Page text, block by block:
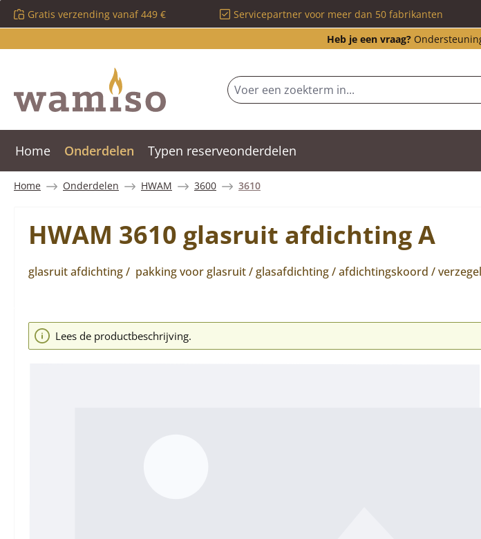
naar de hoofdinhoud
Ga naar de zoekopdracht
Ga naar de hoofdnavigatie
Gratis verzending vanaf 449 € Servicepartner voor meer dan 50 fabrikanten
Heb je een vraag?
Home Onderdelen Typen reserveonderdelen
Home Onderdelen HWAM 3600 3610
HWAM 3610 glasruit afdichting A
glasruit afdichting / pakking voor glasruit / glasafdichting / afdichtingskoord /
Afbeeldingengalerij overslaan
Lees de productbeschrijving.